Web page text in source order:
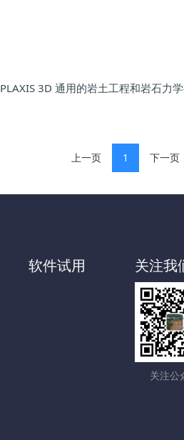
PLAXIS 3D 通用的岩土工程和岩石力学
上一页 1 下一页
软件试用 关注我
关注公